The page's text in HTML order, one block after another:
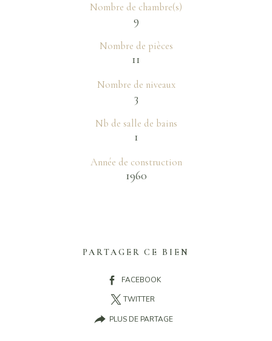
Nombre de chambre(s)
9
Nombre de pièces
11
Nombre de niveaux
3
Nb de salle de bains
1
Année de construction
1960
PARTAGER CE BIEN
FACEBOOK
TWITTER
PLUS DE PARTAGE